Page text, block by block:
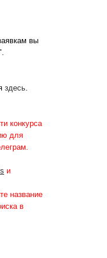
вы
здесь.
конкурса
для
и
название
в